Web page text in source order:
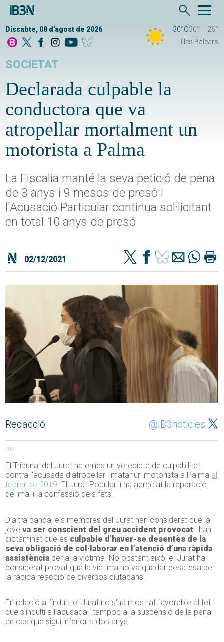
Dissabte, 08 d'agost de 2026 30°C30°
26°
Illes Balears
SOCIETAT
Declarada culpable la
conductora que va
atropellar mortalment un
motorista a Palma
La Fiscalia manté la seva petició de pena
de 3 anys i 9 mesos de presó i
l'Acusació Particular continua sol·licitant
en total 10 anys de presó
02/12/2021
Redacció @IB3noticies
192
El Tribunal del Jurat ha emès un veredicte de culpabilitat
contra l’acusada d’atropellar i matar un motorista a Palma el
febrer de 2019. El Jurat Popular li ha apreciat la reparació
del mal i la confessió dels fets.
D’altra banda, els membres del Jurat han considerat que la
joveva ser conscient del greu accident provocat i han
dictaminat que és culpable d’haver-se desentès de la
seva obligació de col·laborar en l’atenció d’una ràpida
assistència per a la víctima. No obstant això, el Jurat ha
considerat provat que la víctima no va quedar desatesa per
la ràpida reacció de diversos ciutadans.
En relació a l’indult, el Jurat no s’ha mostrat favorable al fet
que s’indulti a l’acusada i tampoc a la suspensió de la pena
en cas que sigui inferior a dos anys.